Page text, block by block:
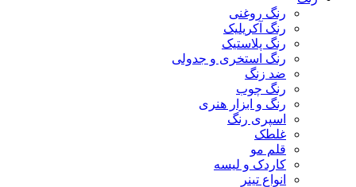
رنگ روغنی
رنگ آکریلیک
رنگ پلاستیک
رنگ استخری و جدولی
ضد زنگ
رنگ چوب
رنگ و ابزار هنری
اسپری رنگ
غلطک
قلم مو
کاردک و لیسه
انواع تینر